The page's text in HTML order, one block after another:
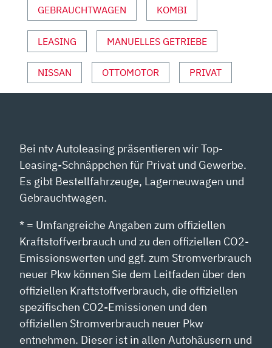
GEBRAUCHTWAGEN KOMBI
LEASING MANUELLES GETRIEBE
NISSAN OTTOMOTOR PRIVAT
Bei ntv Autoleasing präsentieren wir Top-
Leasing-Schnäppchen für Privat und Gewerbe.
Es gibt Bestellfahrzeuge, Lagerneuwagen und
Gebrauchtwagen.
* = Umfangreiche Angaben zum offiziellen
Kraftstoffverbrauch und zu den offiziellen CO2-
Emissionswerten und ggf. zum Stromverbrauch
neuer Pkw können Sie dem Leitfaden über den
offiziellen Kraftstoffverbrauch, die offiziellen
spezifischen CO2-Emissionen und den
offiziellen Stromverbrauch neuer Pkw
entnehmen. Dieser ist in allen Autohäusern und